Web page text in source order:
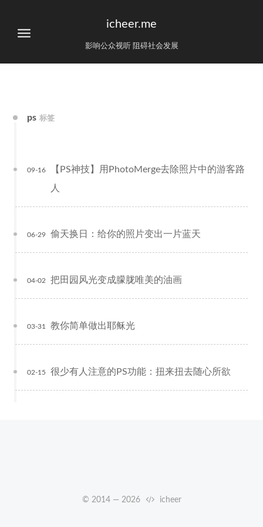
icheer.me
影响公众视听 阻碍社会发展
ps 标签
【PS神技】用PhotoMerge去除照片中的游客路
人
09-16
偷天换日：给你的照片变出一片蓝天
06-29
把田园风光变成朦胧唯美的油画
04-02
教你简单做出耶稣光
03-31
很少有人注意的PS功能：扭来扭去随心所欲
02-15
© 2014 — 2026 icheer